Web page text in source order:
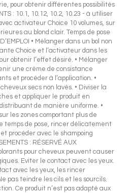
pour obtenir différentes possibilités
: 10.1, 10.12, 10.2, 10.23 - à utiliser
activateur Choice 10 volumes, sur
au blond clair. Temps de pose
• Mélanger dans un bol non
Choice et l’activateur dans les
obtenir l’effet désiré. • Mélanger
une crème de consistance
et procéder à l’application. •
secs non lavés. • Diviser la
et appliquer le produit en
de manière uniforme. •
les zones comportant plus de
temps de pose, rincer délicatement
procéder avec le shampoing
: RÉSERVÉ AUX
pour cheveux peuvent causer
Eviter le contact avec les yeux.
avec les yeux, les rincer
pas teindre les cils et les sourcils.
Ce produit n’est pas adapté aux